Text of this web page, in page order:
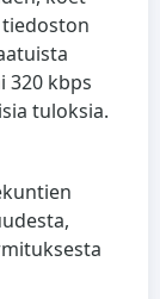
320 kbps
tuloksia.